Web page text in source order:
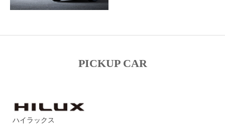
PICKUP CAR
ハイラックス